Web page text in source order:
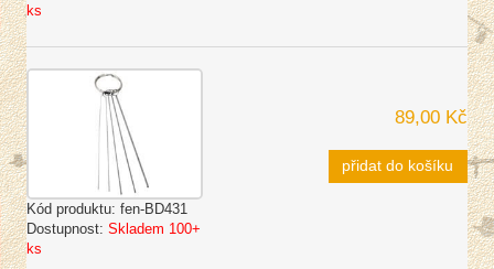
ks
Kód produktu: fen-BD431
Dostupnost: Skladem 100+
ks
89,00 Kč
přidat do košíku